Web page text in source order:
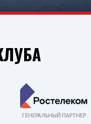
ГЕНЕРАЛЬНЫЙ ПАРТНЕР